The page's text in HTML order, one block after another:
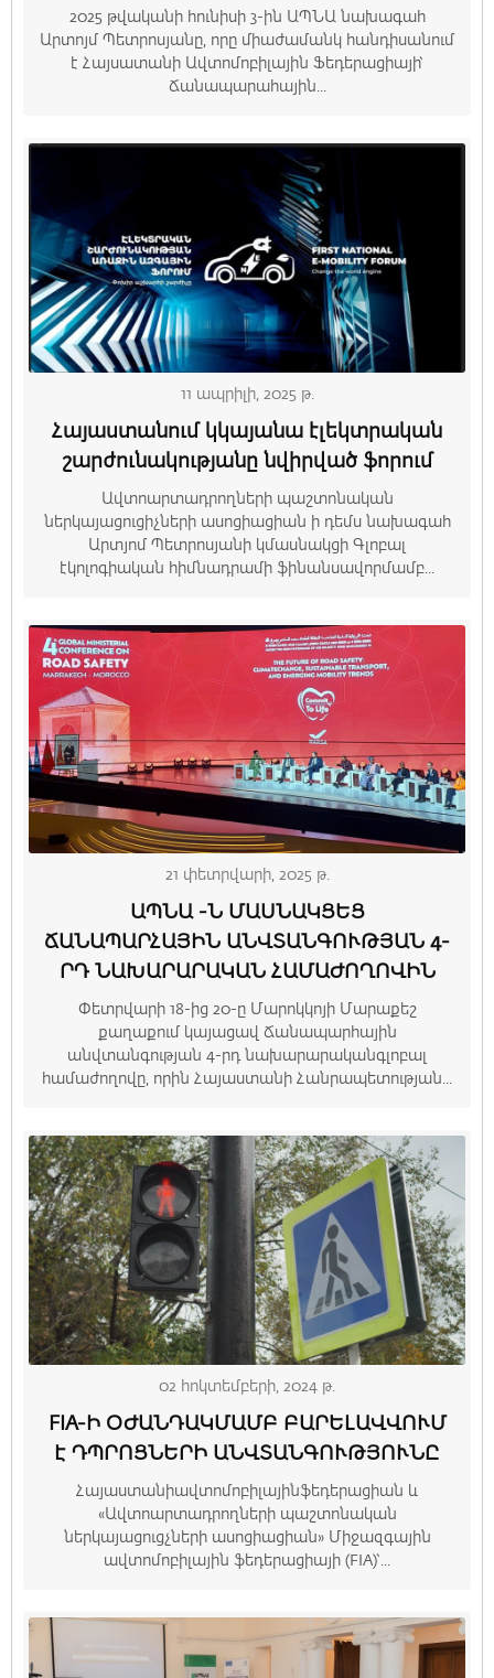
2025 թվականի հունիսի 3-ին ԱՊՆԱ նախագահ
Արտոյմ Պետրոսյանը, որը միաժամանկ հանդիսանում
է Հայսատանի Ավտոմոբիլային Ֆեդերացիայի՝
Ճանապարահային...
11 ապրիլի, 2025 թ.
Հայաստանում կկայանա էլեկտրական
շարժունակությանը նվիրված ֆորում
Ավտոարտադրողների պաշտոնական
ներկայացուցիչների ասոցիացիան ի դեմս նախագահ
Արտյոմ Պետրոսյանի կմասնակցի Գլոբալ
էկոլոգիական հիմնադրամի ֆինանսավորմամբ...
21 փետրվարի, 2025 թ.
ԱՊՆԱ -Ն ՄԱՍՆԱԿՑԵՑ
ՃԱՆԱՊԱՐՀԱՅԻՆ ԱՆՎՏԱՆԳՈՒԹՅԱՆ 4-
ՐԴ ՆԱԽԱՐԱՐԱԿԱՆ ՀԱՄԱԺՈՂՈՎԻՆ
Փետրվարի 18-ից 20-ը Մարոկկոյի Մարաքեշ
քաղաքում կայացավ Ճանապարհային
անվտանգության 4-րդ նախարարականգլոբալ
համաժողովը, որին Հայաստանի Հանրապետության...
02 հոկտեմբերի, 2024 թ.
FIA-Ի ՕԺԱՆԴԱԿՄԱՄԲ ԲԱՐԵԼԱՎՎՈՒՄ
Է ԴՊՐՈՑՆԵՐԻ ԱՆՎՏԱՆԳՈՒԹՅՈՒՆԸ
Հայաստանիավտոմոբիլայինֆեդերացիան և
«Ավտոարտադրողների պաշտոնական
ներկայացուցչների ասոցիացիան» Միջազգային
ավտոմոբիլային ֆեդերացիայի (FIA)՝...